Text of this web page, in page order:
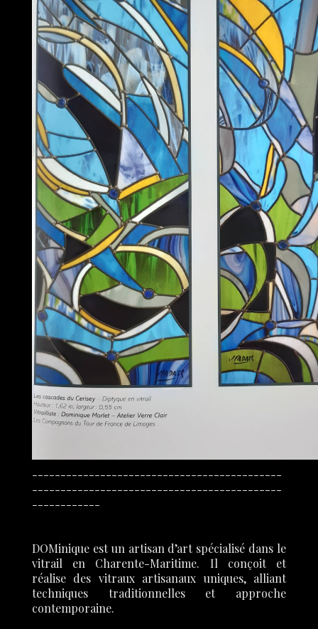
--------------------------------------------
--------------------------------------------
------------
DOMinique est un artisan d’art spécialisé dans le
vitrail en Charente-Maritime. Il conçoit et
réalise des vitraux artisanaux uniques, alliant
techniques traditionnelles et approche
contemporaine.